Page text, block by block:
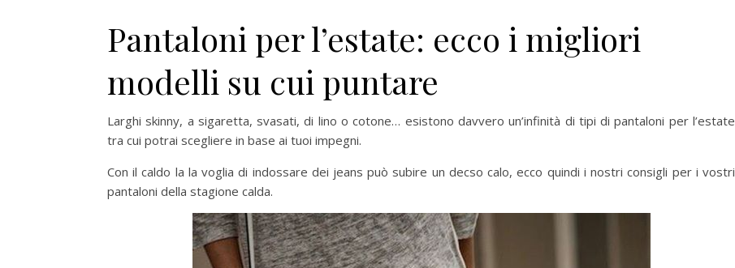
Pantaloni per l’estate: ecco i migliori
modelli su cui puntare
Larghi skinny, a sigaretta, svasati, di lino o cotone… esistono davvero un’infinità di tipi di pantaloni per l’estate
tra cui potrai scegliere in base ai tuoi impegni.
Con il caldo la la voglia di indossare dei jeans può subire un decso calo, ecco quindi i nostri consigli per i vostri
pantaloni della stagione calda.